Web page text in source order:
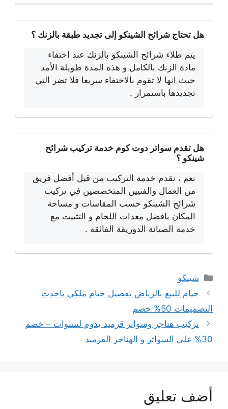
هل تحتاج شرائح الشينكو إلى تجديد طبقة بالزنك ؟
يتم طلاء شرائح الشينكو بالزنك عند اختفاء
مادة الزنك بالكامل و هذه المدة طويلة الأمد
حيث انها لا تقوم بالاختفاء سريعا فلا تضر التي
تجديدها باستمرار .
هل تقدم سواتر دوت كوم خدمة تركيب شرائح
شينكو ؟
نعم ، نقدم خدمة التركيب من قبل أفضل فريق
من العمال والفنيين المتخصصين في تركيب
شرائح الشينكو حسب المقاسات و مساحة
المكان بافضل معدات اللحام و التثبيت مع
خدمة الصيانة الدوريقة الفائقة .
التصنيفات
شينكو
خيام للبيع بالرياض تفصيل خيام ملكي باحدث
التصميمات 50% خصم
تركيب هناجر وسواتر قرميد يدوم لسنوات – خصم
30% على السواتر و الهناجر القرميد
أضف تعليق